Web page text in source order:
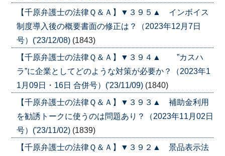
【千原弁護士の法律Ｑ＆Ａ】▼３９５▲ インボイス
制度導入後の概要書面の修正は？（2023年12月7日
号）('23/12/08) (1843)
【千原弁護士の法律Ｑ＆Ａ】▼３９４▲ ”カスハ
ラ”に企業としてどのような対策が必要か？（2023年1
1月09日・16日 合併号）('23/11/09) (1840)
【千原弁護士の法律Ｑ＆Ａ】▼３９３▲ 補助金利用
を勧誘トークに使うのは問題あり？（2023年11月02日
号）('23/11/02) (1839)
【千原弁護士の法律Ｑ＆Ａ】▼３９２▲ 景品表示法